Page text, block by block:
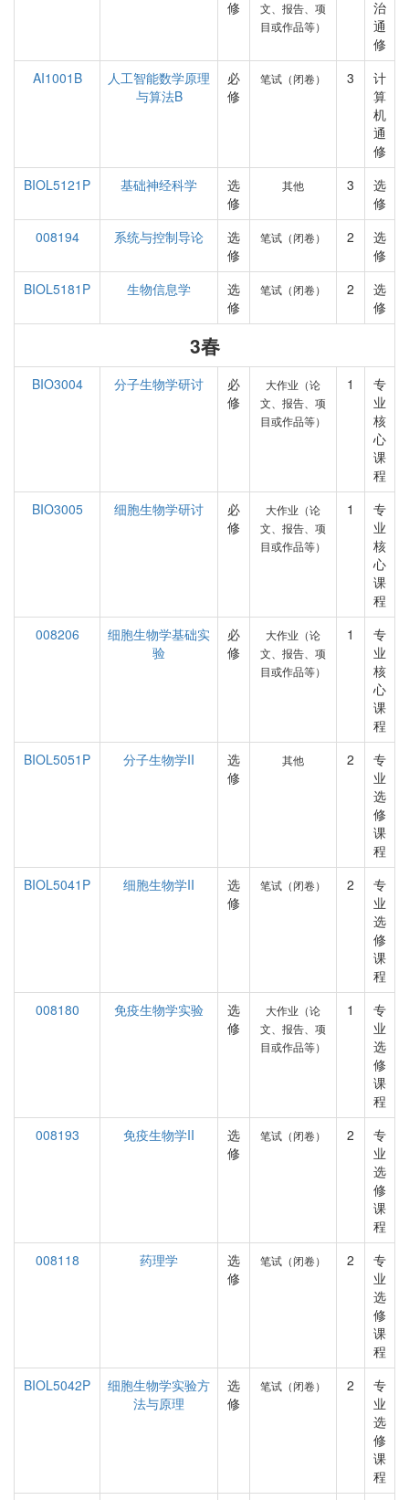
修
文、报告、项
目或作品等）
治
通
修
AI1001B
人工智能数学原理
与算法B
必
修
笔试（闭卷） 3
计
算
机
通
修
BIOL5121P
基础神经科学
选
修
其他 3
选
修
008194
系统与控制导论
选
修
笔试（闭卷） 2
选
修
BIOL5181P
生物信息学
选
修
笔试（闭卷） 2
选
修
3春
BIO3004 分子生物学研讨
必
修
大作业（论
文、报告、项
目或作品等）
1
专
业
核
心
课
程
BIO3005
细胞生物学研讨
必
修
大作业（论
文、报告、项
目或作品等）
1
专
业
核
心
课
程
008206
细胞生物学基础实
验
必
修
大作业（论
文、报告、项
目或作品等）
1
专
业
核
心
课
程
BIOL5051P
分子生物学II
选
修
其他 2
专
业
选
修
课
程
BIOL5041P
细胞生物学II
选
修
笔试（闭卷） 2
专
业
选
修
课
程
008180
免疫生物学实验
选
修
大作业（论
文、报告、项
目或作品等）
1
专
业
选
修
课
程
008193
免疫生物学II
选
修
笔试（闭卷） 2
专
业
选
修
课
程
008118
药理学
选
修
笔试（闭卷） 2
专
业
选
修
课
程
BIOL5042P
细胞生物学实验方
法与原理
选
修
笔试（闭卷） 2
专
业
选
修
课
程